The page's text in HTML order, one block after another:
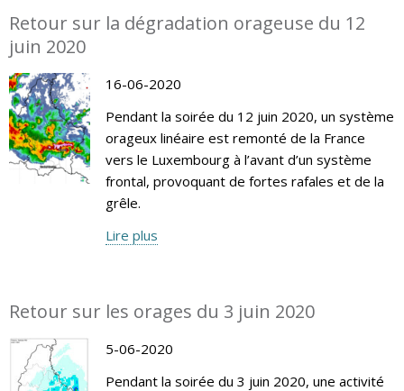
Retour sur la dégradation orageuse du 12
juin 2020
16-06-2020
Pendant la soirée du 12 juin 2020, un système
orageux linéaire est remonté de la France
vers le Luxembourg à l’avant d’un système
frontal, provoquant de fortes rafales et de la
grêle.
Lire plus
Retour sur les orages du 3 juin 2020
5-06-2020
Pendant la soirée du 3 juin 2020, une activité